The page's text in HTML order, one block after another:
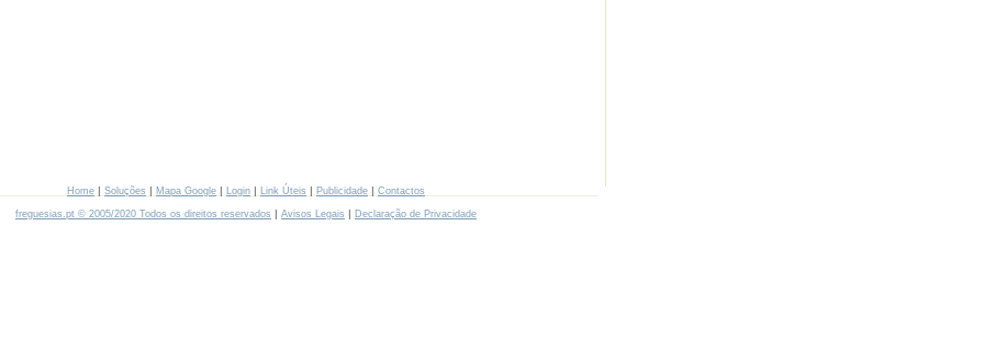
Home | Soluções | Mapa Google | Login | Link Úteis | Publicidade | Contactos
freguesias.pt © 2005/2020 Todos os direitos reservados | Avisos Legais | Declaração de Privacidade